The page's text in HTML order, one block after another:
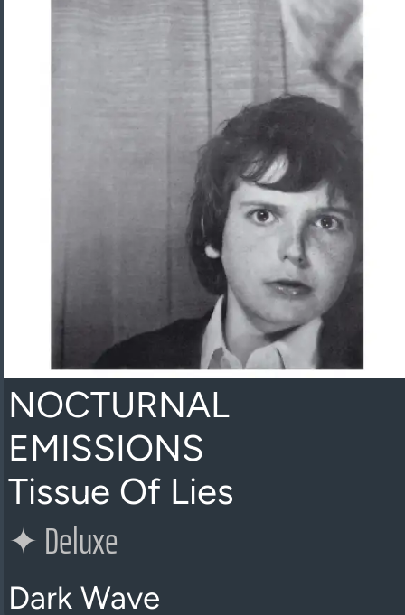
NOCTURNAL
EMISSIONS
Tissue Of Lies
✦Deluxe
Dark Wave